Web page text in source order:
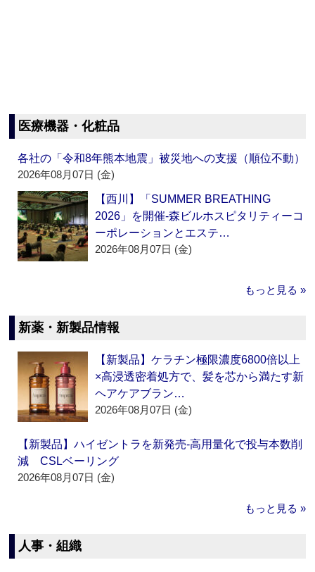
医療機器・化粧品
各社の「令和8年熊本地震」被災地への支援（順位不動）
2026年08月07日 (金)
【西川】「SUMMER BREATHING
2026」を開催‐森ビルホスピタリティーコ
ーポレーションとエステ…
2026年08月07日 (金)
もっと見る »
新薬・新製品情報
【新製品】ケラチン極限濃度6800倍以上
×高浸透密着処方で、髪を芯から満たす新
ヘアケアブラン…
2026年08月07日 (金)
【新製品】ハイゼントラを新発売‐高用量化で投与本数削
減 CSLベーリング
2026年08月07日 (金)
もっと見る »
人事・組織